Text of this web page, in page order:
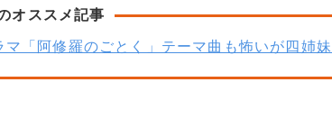
オススメ記事
「阿修羅のごとく」テーマ曲も怖いが四姉妹